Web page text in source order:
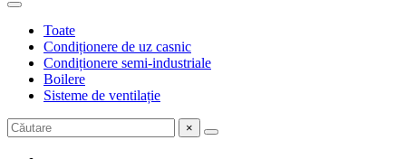
Toate
Condiționere de uz casnic
Condiționere semi-industriale
Boilere
Sisteme de ventilație
×